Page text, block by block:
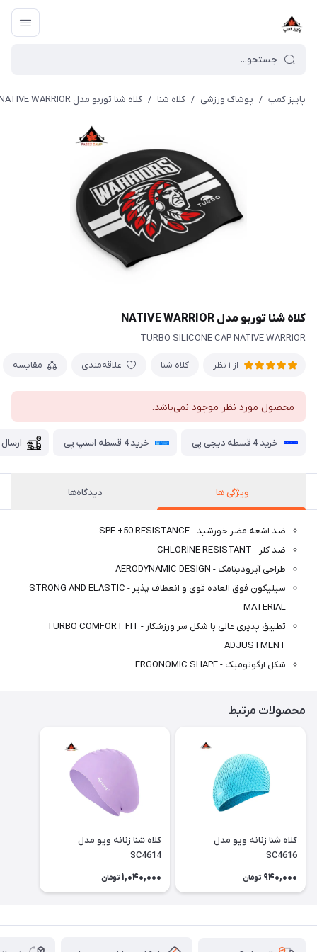
پاییز کمپ / پوشاک ورزشی / کلاه شنا / کلاه شنا توربو مدل NATIVE WARRIOR
کلاه شنا توربو مدل NATIVE WARRIOR
TURBO SILICONE CAP NATIVE WARRIOR
از 1 نظر کلاه شنا علاقه‌مندی مقایسه
محصول مورد نظر موجود نمی‌باشد.
خرید 4 قسطه دیجی پی خرید 4 قسطه اسنپ پی
ویژگی ها دیدگاه‌ها
ضد اشعه مضر خورشید - SPF +50 RESISTANCE
ضد کلر - CHLORINE RESISTANT
طراحی آیرودینامک - AERODYNAMIC DESIGN
سیلیکون فوق العاده قوی و انعطاف پذیر - STRONG AND ELASTIC
MATERIAL
تطبیق پذیری عالی با شکل سر ورزشکار - TURBO COMFORT FIT
ADJUSTMENT
شکل ارگونومیک - ERGONOMIC SHAPE
محصولات مرتبط
کلاه شنا زنانه ویو مدل
SC4616
940,000 تومان
کلاه شنا زنانه ویو مدل
SC4614
1,040,000 تومان